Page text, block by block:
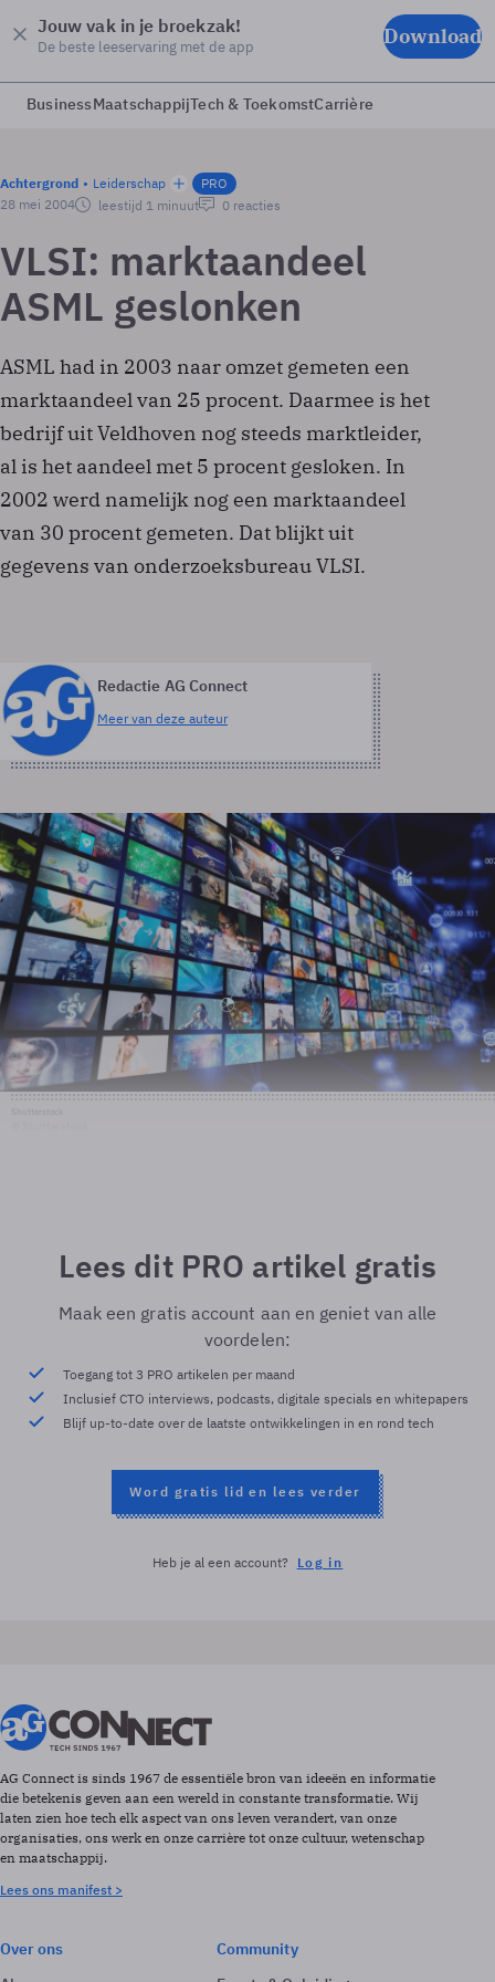
Jouw vak in je broekzak!
De beste leeservaring met de app Download
BusinessMaatschappijTech & ToekomstCarrière
Achtergrond Leiderschap
PRO
28 mei 2004
leestijd 1 minuut 0 reacties
VLSI: marktaandeel
ASML geslonken
ASML had in 2003 naar omzet gemeten een
marktaandeel van 25 procent. Daarmee is het
bedrijf uit Veldhoven nog steeds marktleider,
al is het aandeel met 5 procent gesloken. In
2002 werd namelijk nog een marktaandeel
van 30 procent gemeten. Dat blijkt uit
gegevens van onderzoeksbureau VLSI.
Redactie AG Connect
Meer van deze auteur
Lees dit PRO artikel gratis
Maak een gratis account aan en geniet van alle
voordelen:
Toegang tot 3 PRO artikelen per maand
Inclusief CTO interviews, podcasts, digitale specials en whitepapers
Blijf up-to-date over de laatste ontwikkelingen in en rond tech
Word gratis lid en lees verder
Heb je al een account? Log in
AG Connect is sinds 1967 de essentiële bron van ideeën en informatie
die betekenis geven aan een wereld in constante transformatie. Wij
laten zien hoe tech elk aspect van ons leven verandert, van onze
organisaties, ons werk en onze carrière tot onze cultuur, wetenschap
en maatschappij.
Lees ons manifest >
Over ons
Community